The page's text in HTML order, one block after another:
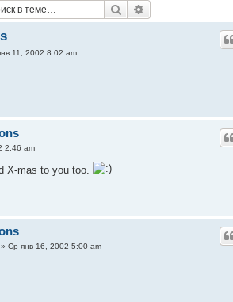
Поиск
11, 2002 8:02 am
2:46 am
X-mas to you too.
Ср янв 16, 2002 5:00 am